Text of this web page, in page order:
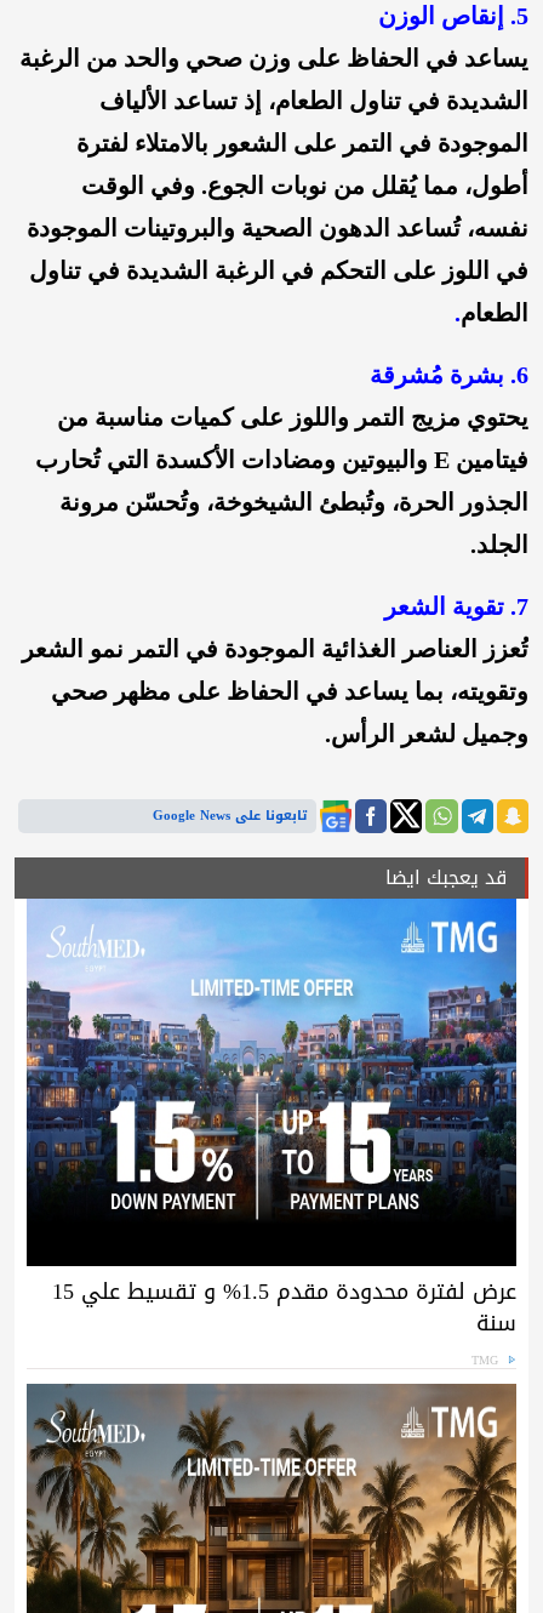
5. إنقاص الوزن
يساعد في الحفاظ على وزن صحي والحد من الرغبة
الشديدة في تناول الطعام، إذ تساعد الألياف
الموجودة في التمر على الشعور بالامتلاء لفترة
أطول، مما يُقلل من نوبات الجوع. وفي الوقت
نفسه، تُساعد الدهون الصحية والبروتينات الموجودة
في اللوز على التحكم في الرغبة الشديدة في تناول
الطعام.
6. بشرة مُشرقة
يحتوي مزيج التمر واللوز على كميات مناسبة من
فيتامين E والبيوتين ومضادات الأكسدة التي تُحارب
الجذور الحرة، وتُبطئ الشيخوخة، وتُحسّن مرونة
الجلد.
7. تقوية الشعر
تُعزز العناصر الغذائية الموجودة في التمر نمو الشعر
وتقويته، بما يساعد في الحفاظ على مظهر صحي
وجميل لشعر الرأس.
تابعونا على Google News
قد يعجبك ايضا
عرض لفترة محدودة مقدم 1.5% و تقسيط علي 15
سنة
TMG